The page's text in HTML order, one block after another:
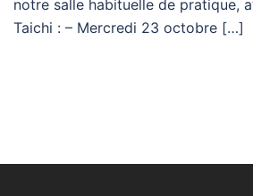
notre salle habituelle de pratique,
Taichi : – Mercredi 23 octobre […]